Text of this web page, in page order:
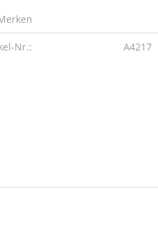
Nr.: A4217